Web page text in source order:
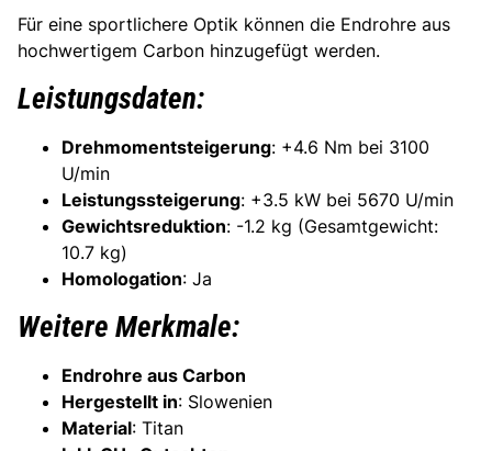
Für eine sportlichere Optik können die Endrohre aus
hochwertigem Carbon hinzugefügt werden.
Leistungsdaten:
Drehmomentsteigerung: +4.6 Nm bei 3100
U/min
Leistungssteigerung: +3.5 kW bei 5670 U/min
Gewichtsreduktion: -1.2 kg (Gesamtgewicht:
10.7 kg)
Homologation: Ja
Weitere Merkmale:
Endrohre aus Carbon
Hergestellt in: Slowenien
Material: Titan